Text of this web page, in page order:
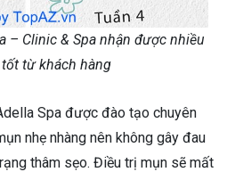
– Clinic & Spa nhận được nhiều
từ khách hàng
Spa được đào tạo chuyên
nhẹ nhàng nên không gây đau
thâm sẹo. Điều trị mụn sẽ mất